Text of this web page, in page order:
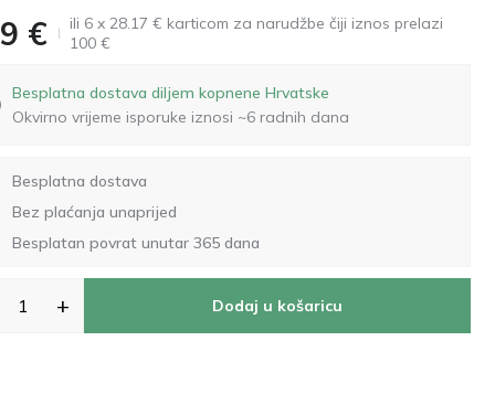
€
ili 6 x 28.17 € karticom za narudžbe čiji iznos prelazi
100 €
Besplatna dostava diljem kopnene Hrvatske
Okvirno vrijeme isporuke iznosi ~6 radnih dana
Besplatna dostava
Bez plaćanja unaprijed
Besplatan povrat unutar 365 dana
+ Dodaj u košaricu